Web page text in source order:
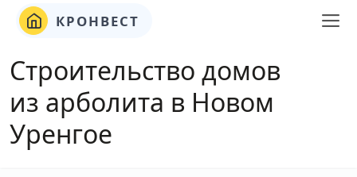
КРОНВЕСТ
Строительство домов
из арболита в Новом
Уренгое